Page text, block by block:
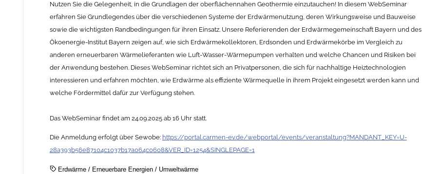
Nutzen Sie die Gelegenheit, in die Grundlagen der oberflächennahen Geothermie einzutauchen! In diesem WebSeminar
erfahren Sie Grundlegendes über die verschiedenen Systeme der Erdwärmenutzung, deren Wirkungsweise und Bauweise
sowie die wichtigsten Randbedingungen für ihren Einsatz. Unsere Referierenden der Erdwärmegemeinschaft Bayern und des
Ökoenergie-Institut Bayern zeigen auf, wie sich Erdwärmekollektoren, Erdsonden und Erdwärmekörbe im Vergleich zu
anderen erneuerbaren Wärmelieferanten wie Luft-Wasser-Wärmepumpen verhalten und welche Chancen und Risiken bei
der Anwendung bestehen. Dieses WebSeminar richtet sich an Privatpersonen, die sich für nachhaltige Heiztechnologien
interessieren und erfahren möchten, wie Erdwärme als effiziente Wärmequelle in ihrem Projekt eingesetzt werden kann und
welche Fördermittel dafür zur Verfügung stehen.
Das WebSeminar findet am 24.09.2025 ab 16 Uhr statt.
Die Anmeldung erfolgt über Sewobe: https://portal.carmen-ev.de/webportal/events/veranstaltung?MANDANT_KEY=U-
28a393b56e87104c1037b17a064c0608&VER_ID=1254&SINGLEPAGE=1
Erdwärme/ Erneuerbare Energien/ Umweltwärme